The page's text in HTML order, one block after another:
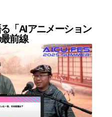
「AIアニメーション
前線